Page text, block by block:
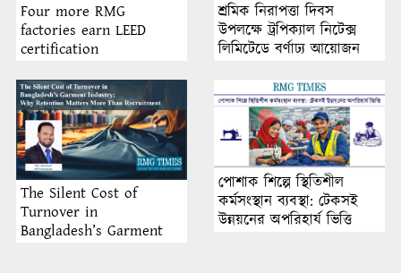
Four more RMG
factories earn LEED
certification
শ্রমিক নিরাপত্তা দিবস
উপলক্ষে ট্রপিক্যাল নিটেক্স
লিমিটেডে বর্ণাঢ্য আয়োজন
The Silent Cost of
Turnover in
Bangladesh’s Garment
পোশাক শিল্পে স্থিতিশীল
কর্মসংস্থান ব্যবস্থা: টেকসই
উন্নয়নের অপরিহার্য ভিত্তি